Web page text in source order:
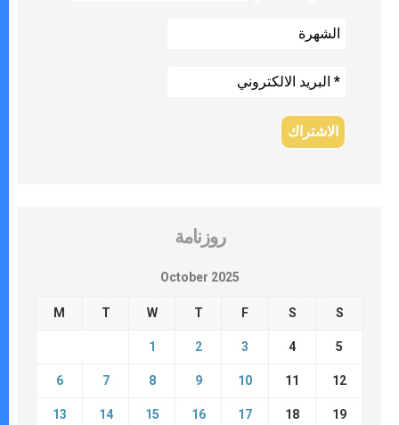
روزنامة
October 2025
M T W T F S S
1 2 3 4 5
6 7 8 9 10 11 12
13 14 15 16 17 18 19